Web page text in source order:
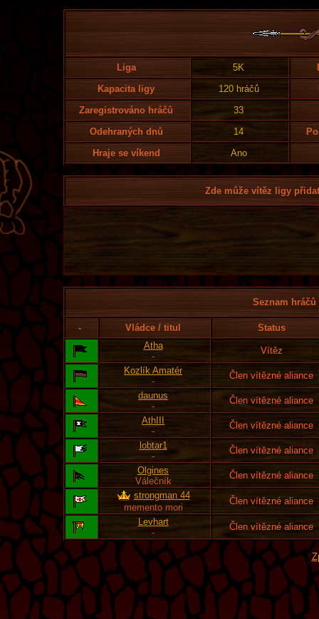
Liga 5K
Kapacita ligy
120 hráčů
Zaregistrováno hráčů
33
Odehraných dnů
14
Hraje se víkend
Ano
Zde může vítěz ligy
Seznam
- Vládce / titul
Status
Atha
-
Vítěz
Kozlík Amatér
-
Člen vítězné aliance
daunus
-
Člen vítězné aliance
AthIII
-
Člen vítězné aliance
lobtar1
-
Člen vítězné aliance
Olgines
Válečník
Člen vítězné aliance
strongman 44
memento mori
Člen vítězné aliance
Levhart
-
Člen vítězné aliance